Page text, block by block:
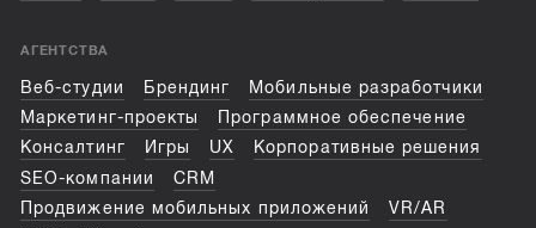
АГЕНТСТВА
Веб-студии Брендинг
Мобильные разработчики
Маркетинг-проекты
Программное обеспечение
Консалтинг
Игры UX
Корпоративные решения
SEO-компании
CRM
Продвижение мобильных приложений
VR/AR